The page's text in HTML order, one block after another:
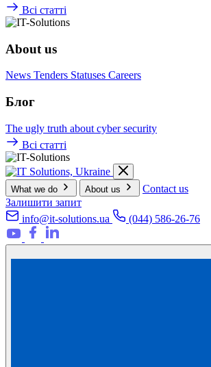
Всі статті
About us
News Tenders Statuses Careers
Блог
The ugly truth about cyber security
Всі статті
What we do About us
Contact us
Залишити запит
info@it-solutions.ua
(044) 586-26-76